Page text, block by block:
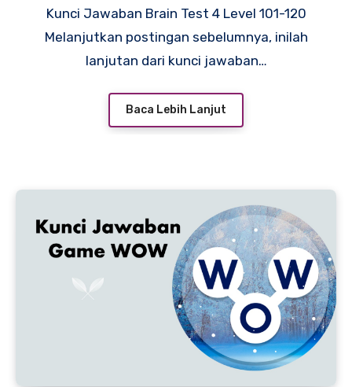
Kunci Jawaban Brain Test 4 Level 101-120
Melanjutkan postingan sebelumnya, inilah
lanjutan dari kunci jawaban…
Baca Lebih Lanjut